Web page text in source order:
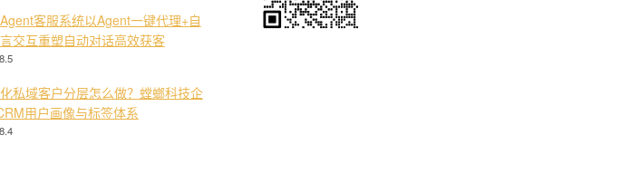
客服系统以Agent一键代理+自
交互重塑自动对话高效获客
私域客户分层怎么做？螳螂科技企
用户画像与标签体系